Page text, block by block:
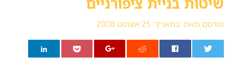
פורסם מאת: בתאריך: 25 אוגוסט 2008